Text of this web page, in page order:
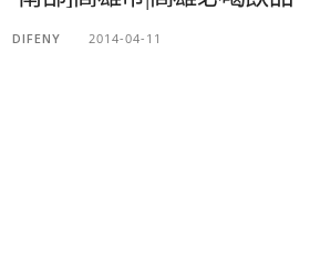
DIFENY 2014-04-11